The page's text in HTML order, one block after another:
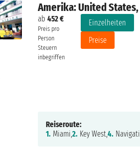
Amerika: United States,
ab 452 €
Preis pro
Person
Steuern
inbegriffen
Einzelheiten
Preise
Reiseroute:
1. Miami,2. Key West,4.